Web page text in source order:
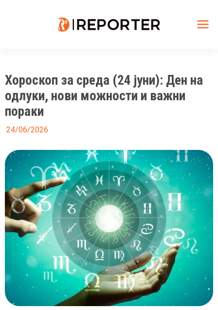
Хороскоп за среда (24 јуни): Ден на
одлуки, нови можности и важни
пораки
24/06/2026